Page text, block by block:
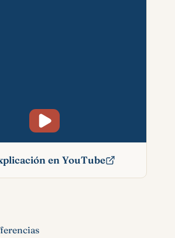
A+ en YouTube